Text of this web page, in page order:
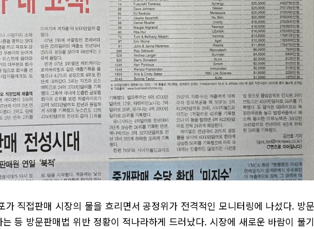
직접판매 시장의 물을 흐리면서 공정위가 전격적인 모니터링에 나섰다. 방
등 방문판매법 위반 정황이 적나라하게 드러났다. 시장에 새로운 바람이 불